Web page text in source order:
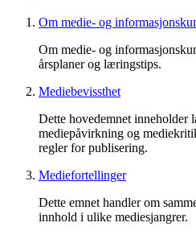
Om medie- og
Om medie- og
årsplaner og læringstips.
Mediebevissthet
Dette hovedemnet inneholder
mediepåvirkning og
regler for publisering.
Mediefortellinger
Dette emnet handler om
innhold i ulike mediesjangrer.